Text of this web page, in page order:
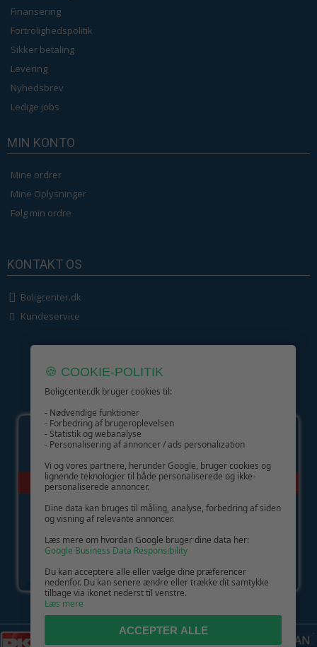
Finansering
Fortrolighedspolitik
Sikker betaling
Levering
Nyhedsbrev
Ledige jobs
MIN KONTO
Mine ordrer
Mine Oplysninger
Følg min ordre
KONTAKT OS
Boligcenter.dk
Kundeservice
GIV GLÆDE MED ET GAVEKORT!
🍪 COOKIE-POLITIK
Boligcenter.dk bruger cookies til:
- Nødvendige funktioner
- Forbedring af brugeroplevelsen
- Statistik og webanalyse
- Personalisering af annoncer / ads personalization
Vi og vores partnere, herunder Google, bruger cookies og
lignende teknologier til både personaliserede og ikke-
personaliserede annoncer.
Dine data kan bruges til måling, analyse, forbedring af siden
og visning af relevante annoncer.
Læs mere om hvordan Google bruger dine data her:
Google Business Data Responsibility
Du kan acceptere alle eller vælge dine præferencer
nedenfor. Du kan senere ændre eller trække dit samtykke
tilbage via ikonet nederst til venstre.
Læs mere
ACCEPTER ALLE